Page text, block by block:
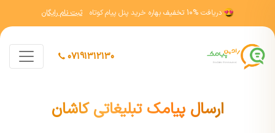
دریافت 10% تخفیف بهاره خرید پنل پیام کوتاه ثبت نام رایگان
07191312130
ارسال پیامک تبلیغاتی کاشان